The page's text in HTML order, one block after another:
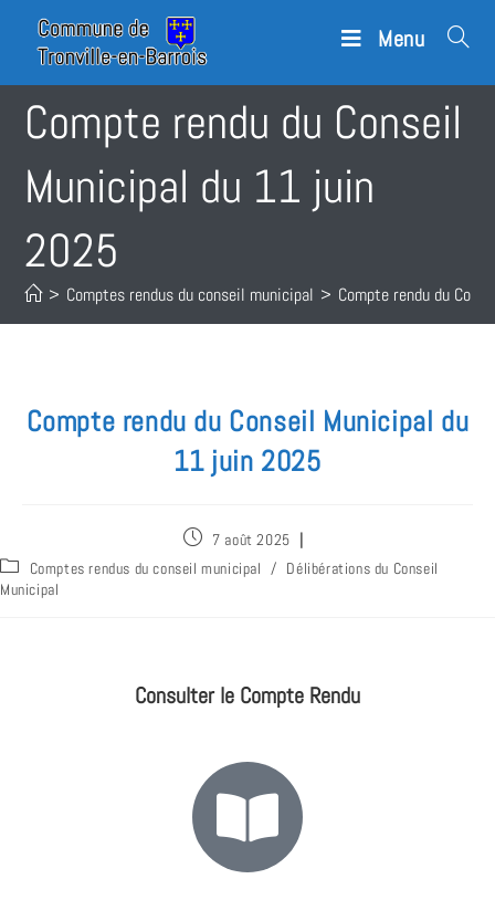
Menu
Compte rendu du Conseil
Municipal du 11 juin
2025
> Comptes rendus du conseil municipal > Compte rendu du
Compte rendu du Conseil Municipal du
11 juin 2025
7 août 2025
Comptes rendus du conseil municipal / Délibérations du Conseil
Municipal
Consulter le Compte Rendu